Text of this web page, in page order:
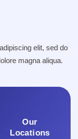
elit, sed do
magna aliqua.
Our
Locations